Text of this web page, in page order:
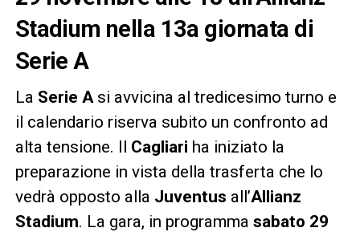
Stadium nella 13a giornata di
Serie A
La Serie A si avvicina al tredicesimo turno e
il calendario riserva subito un confronto ad
alta tensione. Il Cagliari ha iniziato la
preparazione in vista della trasferta che lo
vedrà opposto alla Juventus all’Allianz
Stadium. La gara, in programma sabato 29